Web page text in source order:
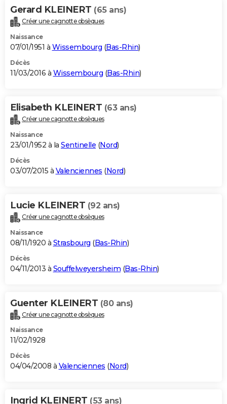
Gerard KLEINERT (65 ans)
Créer une cagnotte obsèques
Naissance
07/01/1951 à Wissembourg (Bas-Rhin)
Décès
11/03/2016 à Wissembourg (Bas-Rhin)
Elisabeth KLEINERT (63 ans)
Créer une cagnotte obsèques
Naissance
23/01/1952 à la Sentinelle (Nord)
Décès
03/07/2015 à Valenciennes (Nord)
Lucie KLEINERT (92 ans)
Créer une cagnotte obsèques
Naissance
08/11/1920 à Strasbourg (Bas-Rhin)
Décès
04/11/2013 à Souffelweyersheim (Bas-Rhin)
Guenter KLEINERT (80 ans)
Créer une cagnotte obsèques
Naissance
11/02/1928
Décès
04/04/2008 à Valenciennes (Nord)
Ingrid KLEINERT (53 ans)